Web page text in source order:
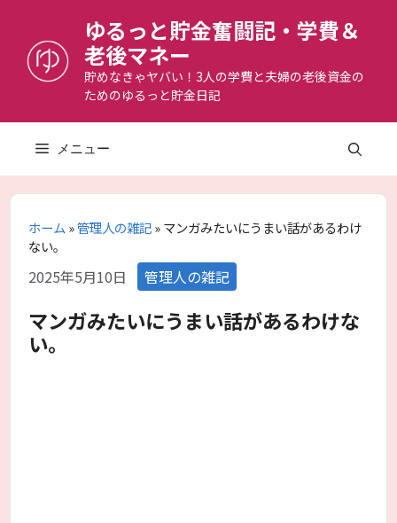
へ
ゆるっと貯金奮闘記・学費＆
老後マネー
貯めなきゃヤバい！3人の学費と夫婦の老後資金の
ためのゆるっと貯金日記
メニュー
ホーム»管理人の雑記»マンガみたいにうまい話があるわけ
ない。
2025年5月10日 カ
テ
ゴ
リ
管理人の雑記
マンガみたいにうまい話があるわけな
い。